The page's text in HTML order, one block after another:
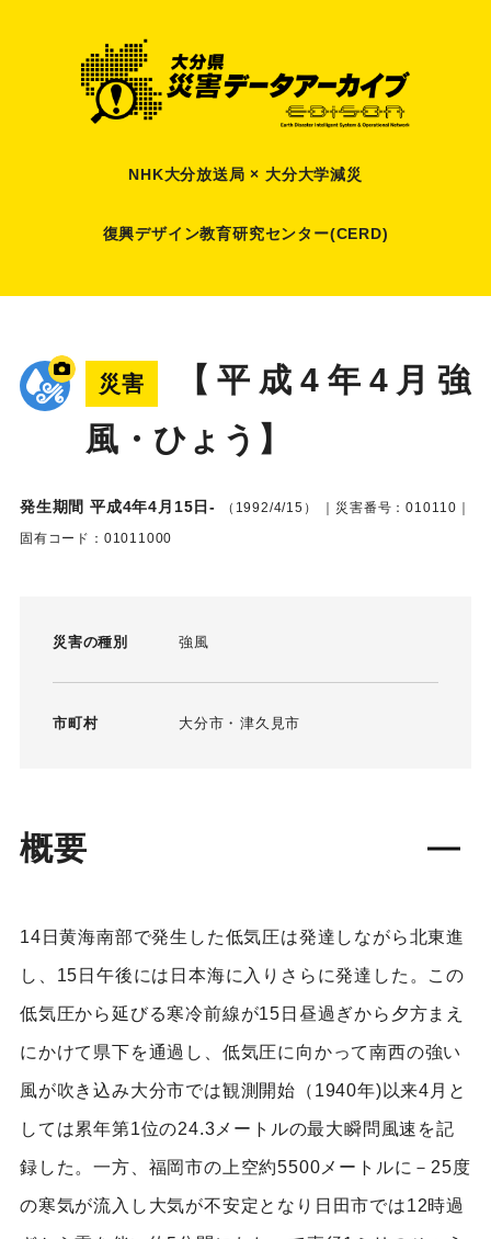
NHK大分放送局 × 大分大学減災
復興デザイン教育研究センター(CERD)
災害
【平成4年4月強
風・ひょう】
発生期間 平成4年4月15日- （1992/4/15）
｜災害番号：010110｜
固有コード：01011000
災害の種別 強風
市町村 大分市 津久見市
概要
14日黄海南部で発生した低気圧は発達しながら北東進
し、15日午後には日本海に入りさらに発達した。この
低気圧から延びる寒冷前線が15日昼過ぎから夕方まえ
にかけて県下を通過し、低気圧に向かって南西の強い
風が吹き込み大分市では観測開始（1940年)以来4月と
しては累年第1位の24.3メートルの最大瞬問風速を記
録した。一方、福岡市の上空約5500メートルに－25度
の寒気が流入し大気が不安定となり日田市では12時過